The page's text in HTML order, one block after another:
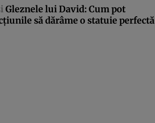
Gleznele lui David: Cum pot
să dărâme o statuie perfectă